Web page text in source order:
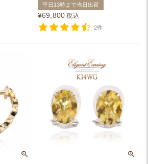
平日13時まで当日出荷
¥69,800 税込
2件